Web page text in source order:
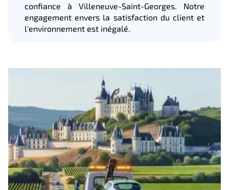
confiance à Villeneuve-Saint-Georges. Notre
engagement envers la satisfaction du client et
l'environnement est inégalé.